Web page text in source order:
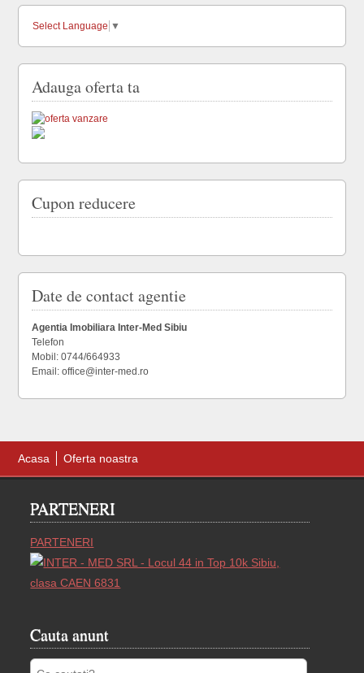
Select Language ▼
Adauga oferta ta
Cupon reducere
Date de contact agentie
Agentia Imobiliara Inter-Med Sibiu
Telefon
Mobil: 0744/664933
Email: office@inter-med.ro
Acasa Oferta noastra
PARTENERI
PARTENERI
Cauta anunt